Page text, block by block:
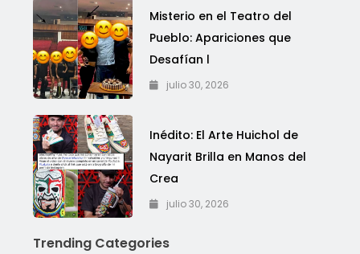
Misterio en el Teatro del
Pueblo: Apariciones que
Desafían l
julio 30, 2026
Inédito: El Arte Huichol de
Nayarit Brilla en Manos del
Crea
julio 30, 2026
Trending Categories